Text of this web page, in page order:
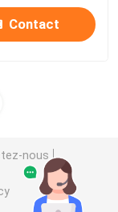
Contact
nous